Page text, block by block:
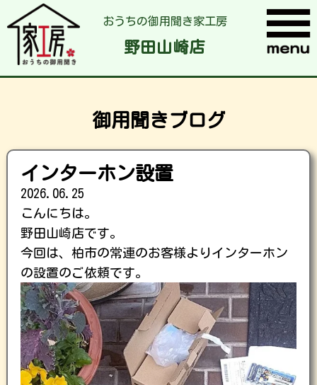
おうちの御用聞き家工房
野田山崎店
御用聞きブログ
インターホン設置
2026.06.25
こんにちは。
野田山崎店です。
今回は、柏市の常連のお客様よりインターホン
の設置のご依頼です。